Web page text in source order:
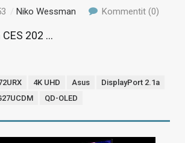
/Niko Wessman Kommentit (0)
202 …
4K UHD Asus
DisplayPort 2.1a
QD-OLED